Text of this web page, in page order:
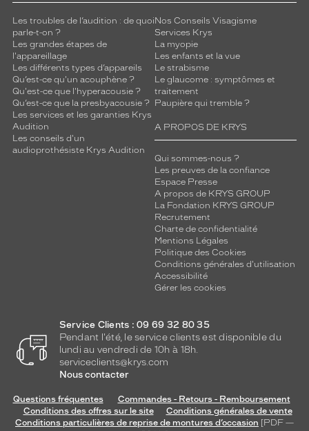
Les troubles de l’audition : de quoi
parle-t-on ?
Les grandes étapes de
l'appareillage
Les différents types d’appareils
Qu’est-ce qu'un acouphène ?
Qu'est-ce que l'hyperacousie ?
Qu’est-ce que la presbyacousie ?
Les services et les garanties Krys
Audition
Les conseils d'un
audioprothésiste Krys Audition
Nos Conseils Visagisme
Services Krys
La myopie
Les enfants et la vue
Le strabisme
Le glaucome : symptômes et
traitement
Paupière qui tremble ?
A PROPOS DE KRYS
Qui sommes-nous ?
Les preuves de la confiance
Espace Presse
A propos de KRYS GROUP
La Fondation KRYS GROUP
Recrutement
Charte de confidentialité
Mentions Légales
Politique des Cookies
Conditions générales d'utilisation
Accessibilité
Gérer les cookies
Service Clients : 09 69 32 80 35
Pendant l'été, le service clients est disponible du
lundi au vendredi de 10h à 18h.
serviceclients@krys.com
Nous contacter
Questions fréquentes
Commandes - Retours - Remboursement
Conditions des offres sur le site
Conditions générales de vente
Conditions particulières de reprise de montures d’occasion [PDF —